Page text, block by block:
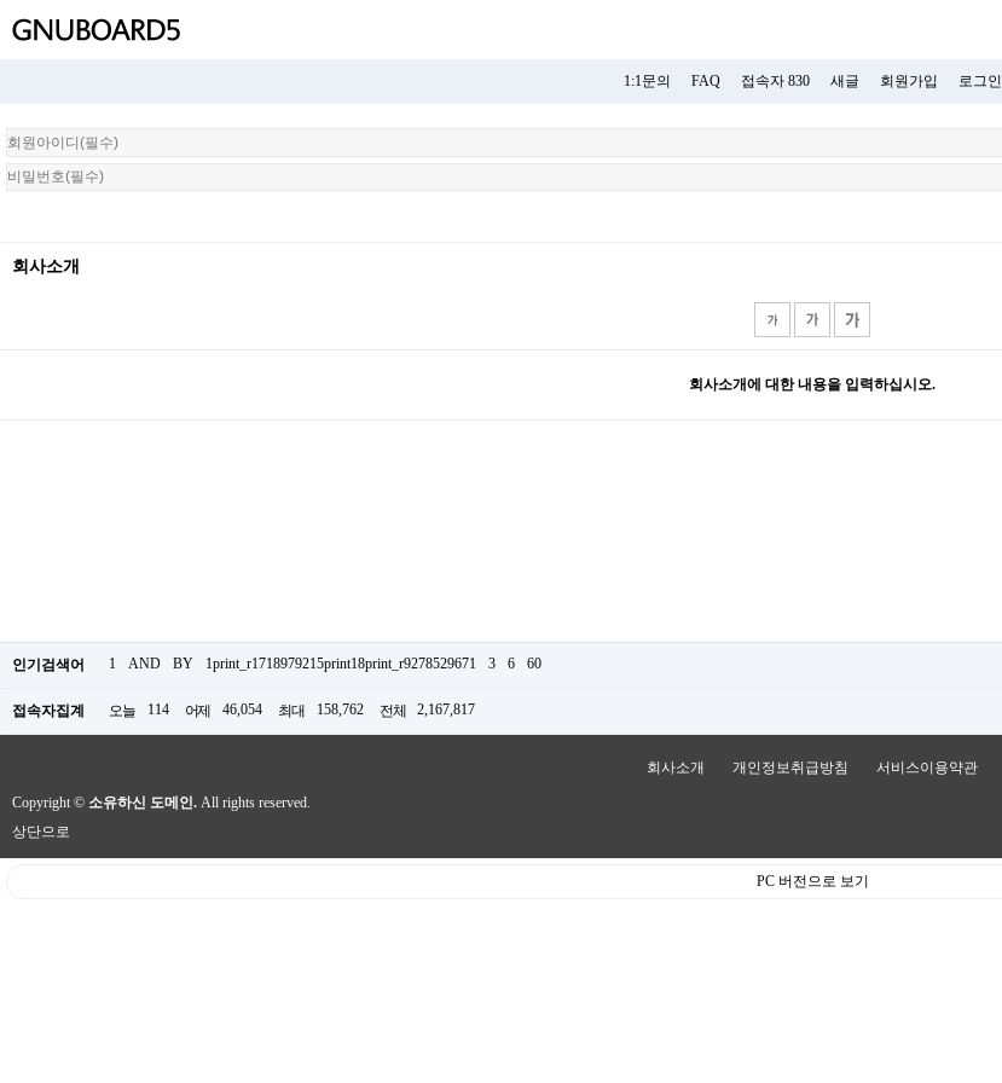
1:1문의 FAQ 접속자 830 새글 회원가입 로그인
회
원
로
회사소개
회사소개에 대한 내용을 입력하십시오.
인기검색어 1 AND BY 1print_r1718979215print18print_r9278529671 3 6 60
접속자집계 오늘 114 어제 46,054 최대 158,762 전체 2,167,817
회사소개 개인정보취급방침 서비스이용약관
Copyright © 소유하신 도메인. All rights reserved.
상단으로
PC 버전으로 보기